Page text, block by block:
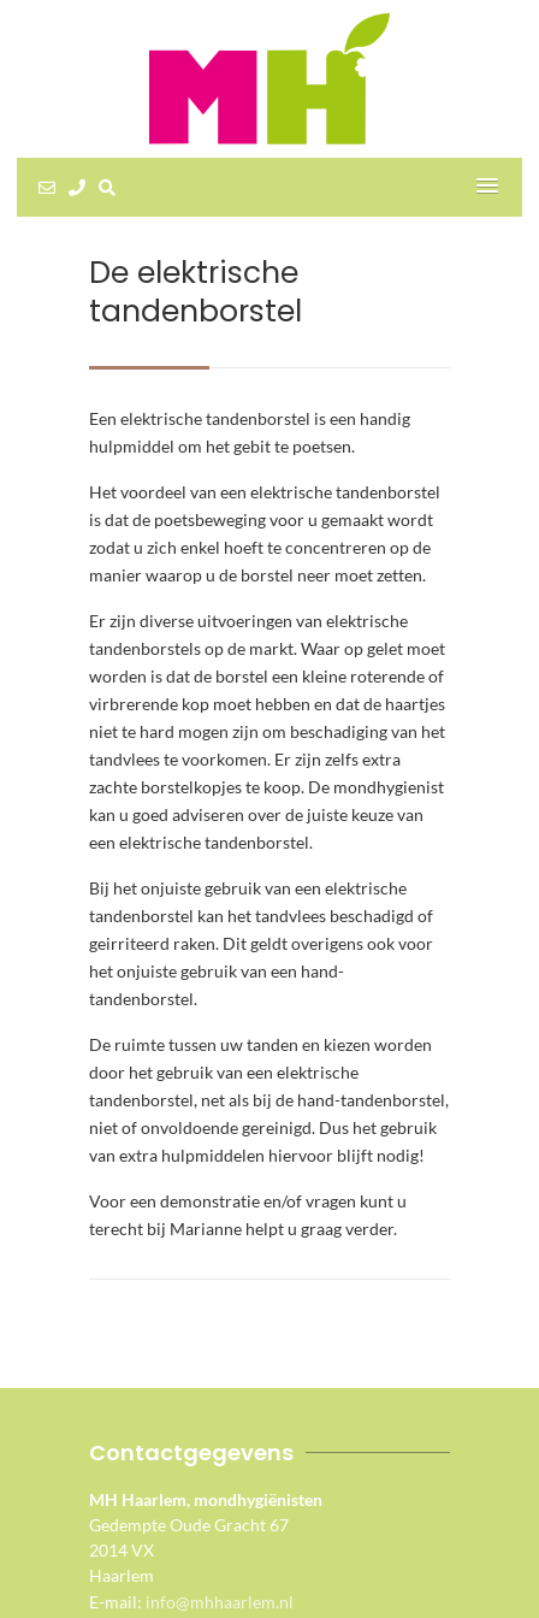
De elektrische
tandenborstel
Een elektrische tandenborstel is een handig
hulpmiddel om het gebit te poetsen.
Het voordeel van een elektrische tandenborstel
is dat de poetsbeweging voor u gemaakt wordt
zodat u zich enkel hoeft te concentreren op de
manier waarop u de borstel neer moet zetten.
Er zijn diverse uitvoeringen van elektrische
tandenborstels op de markt. Waar op gelet moet
worden is dat de borstel een kleine roterende of
virbrerende kop moet hebben en dat de haartjes
niet te hard mogen zijn om beschadiging van het
tandvlees te voorkomen. Er zijn zelfs extra
zachte borstelkopjes te koop. De mondhygienist
kan u goed adviseren over de juiste keuze van
een elektrische tandenborstel.
Bij het onjuiste gebruik van een elektrische
tandenborstel kan het tandvlees beschadigd of
geirriteerd raken. Dit geldt overigens ook voor
het onjuiste gebruik van een hand-
tandenborstel.
De ruimte tussen uw tanden en kiezen worden
door het gebruik van een elektrische
tandenborstel, net als bij de hand-tandenborstel,
niet of onvoldoende gereinigd. Dus het gebruik
van extra hulpmiddelen hiervoor blijft nodig!
Voor een demonstratie en/of vragen kunt u
terecht bij Marianne helpt u graag verder.
Contactgegevens
MH Haarlem, mondhygiënisten
Gedempte Oude Gracht 67
2014 VX
Haarlem
E-mail: info@mhhaarlem.nl